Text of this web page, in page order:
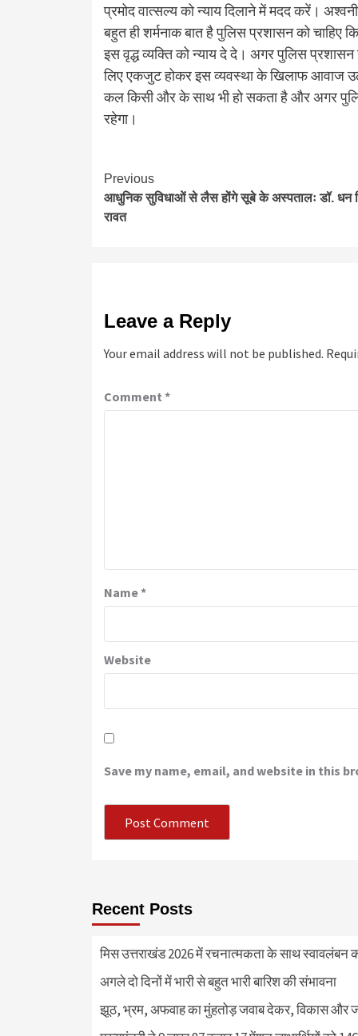
प्रमोद वात्सल्य को न्याय दिलाने में मदद करें।
बहुत ही शर्मनाक बात है पुलिस प्रशासन को चाहिए
इस वृद्ध व्यक्ति को न्याय दे दे। अगर पुलिस
लिए एकजुट होकर इस व्यवस्था के खिलाफ आवाज
कल किसी और के साथ भी हो सकता है और अगर
रहेगा।
Continue
Reading
Previous
आधुनिक सुविधाओं से लैस होंगे सूबे के अस्पतालः डॉ. धन
रावत
Leave a Reply
Your email address will not be published.
Comment *
Name*
Website
Save my name, email, and website in this
Recent Posts
मिस उत्तराखंड 2026 में रचनात्मकता के साथ स्वावलंबन
अगले दो दिनों में भारी से बहुत भारी बारिश की संभावना
झूठ, भ्रम, अफवाह का मुंहतोड़ जवाब देकर, विकास और